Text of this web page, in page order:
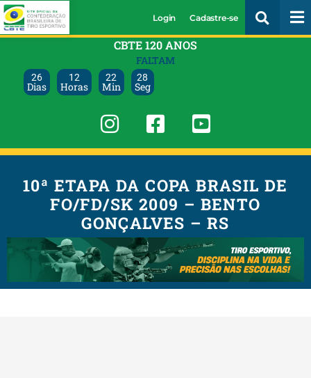
Login Cadastre-se
CBTE 120 ANOS
FALTAM
26
Dias
12
Horas
22
Min
28
Seg
10ª ETAPA DA COPA BRASIL DE
FO/FD/SK 2009 – BENTO
GONÇALVES – RS